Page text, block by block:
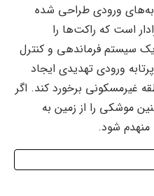
ورودی طراحی شده
است که راکت‌ها را
سیستم فرماندهی و کنترل
ورودی تهدیدی ایجاد
غیرمسکونی برخورد کند. اگر
موشکی را از زمین به
شود.